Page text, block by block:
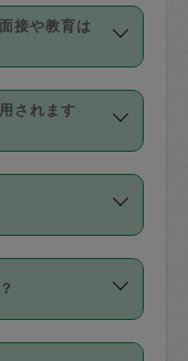
ることが可
タスカジさ
てくださ
の調整はで
険の対象外
フィールで
険作業、屋
お持ちの
資格者で保
ンで料理関
方、日本で
の先生とし
ン出身の
ンドの方が
す。
接や教育は
面接と説明
分証明書の
ます。外国
んトレーニ
ーニングの
したタスカ
されます
でタスカジ
での作業に
掃除、洗
、人にけが
、補償金額
後（72時間
なっていま
種類がありま